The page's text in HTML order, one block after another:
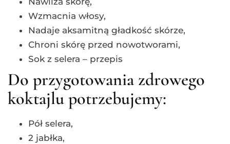
Wzmacnia włosy,
Nadaje aksamitną gładkość skórze,
Chroni skórę przed nowotworami,
Sok z selera – przepis
Do przygotowania zdrowego
koktajlu potrzebujemy:
Pół selera,
2 jabłka,